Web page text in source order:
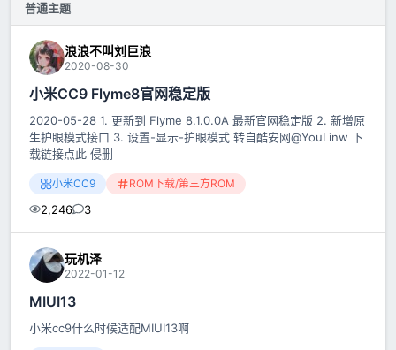
普通主题
浪浪不叫刘巨浪
2020-08-30
小米CC9 Flyme8官网稳定版
2020-05-28 1. 更新到 Flyme 8.1.0.0A 最新官网稳定版 2. 新增原
生护眼模式接口 3. 设置-显示-护眼模式 转自酷安网@YouLinw 下
载链接点此 侵删
小米CC9 ROM下载/第三方ROM
2,246 3
玩机泽
2022-01-12
MIUI13
小米cc9什么时候适配MIUI13啊